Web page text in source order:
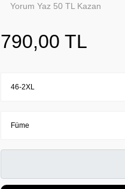
Yorum Yaz 50 TL Kazan
790,00 TL